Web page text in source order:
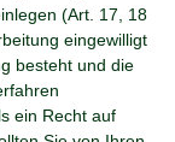
(Art. 17, 18
eingewilligt
besteht und die
ein Recht auf